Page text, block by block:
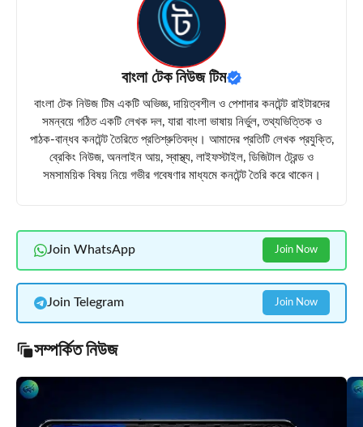
বাংলা টেক নিউজ টিম
বাংলা টেক নিউজ টিম একটি অভিজ্ঞ, দায়িত্বশীল ও পেশাদার কনটেন্ট রাইটারদের
সমন্বয়ে গঠিত একটি লেখক দল, যারা বাংলা ভাষায় নির্ভুল, তথ্যভিত্তিক ও
পাঠক-বান্ধব কনটেন্ট তৈরিতে প্রতিশ্রুতিবদ্ধ। আমাদের প্রতিটি লেখক প্রযুক্তি,
ব্রেকিং নিউজ, অনলাইন আয়, স্বাস্থ্য, লাইফস্টাইল, ডিজিটাল ট্রেন্ড ও
সমসাময়িক বিষয় নিয়ে গভীর গবেষণার মাধ্যমে কনটেন্ট তৈরি করে থাকেন।
Join WhatsApp Join Now
Join Telegram Join Now
সম্পর্কিত নিউজ